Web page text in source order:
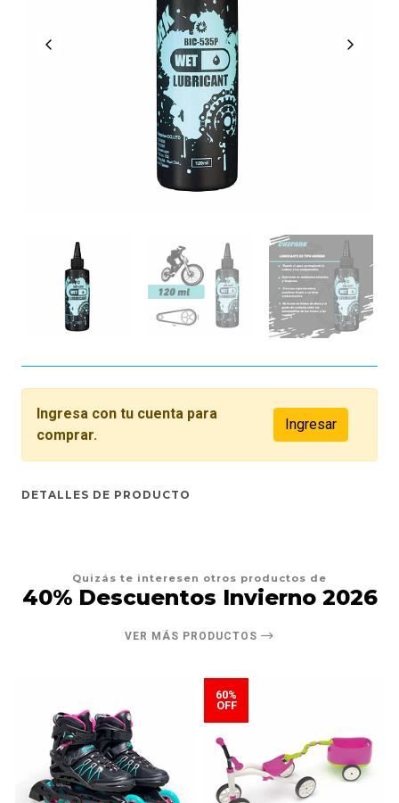
Ingresa con tu cuenta para
comprar.
Ingresar
DETALLES DE PRODUCTO
Quizás te interesen otros productos de
40% Descuentos Invierno 2026
VER MÁS PRODUCTOS
60%
OFF